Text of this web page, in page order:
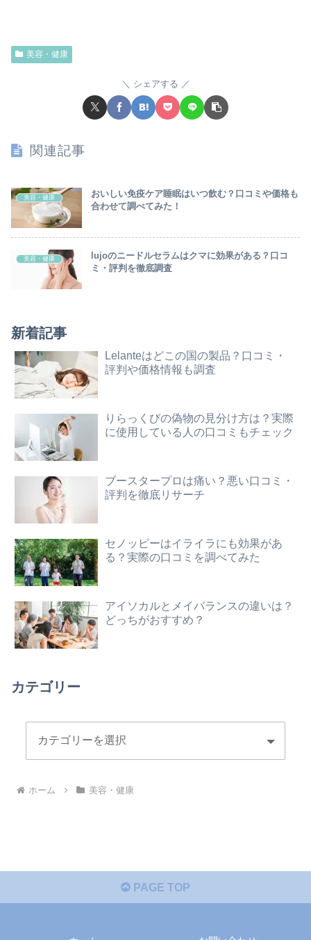
美容・健康
シェアする
関連記事
美容・健康
おいしい免疫ケア睡眠はいつ飲む？口コミや価格も
合わせて調べてみた！
美容・健康
lujoのニードルセラムはクマに効果がある？口コ
ミ・評判を徹底調査
新着記事
Lelanteはどこの国の製品？口コミ・
評判や価格情報も調査
りらっくびの偽物の見分け方は？実際
に使用している人の口コミもチェック
ブースタープロは痛い？悪い口コミ・
評判を徹底リサーチ
セノッピーはイライラにも効果があ
る？実際の口コミを調べてみた
アイソカルとメイバランスの違いは？
どっちがおすすめ？
カテゴリー
ホーム 美容・健康
PAGE TOP